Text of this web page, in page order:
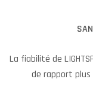
La fiabilité de
de rapport